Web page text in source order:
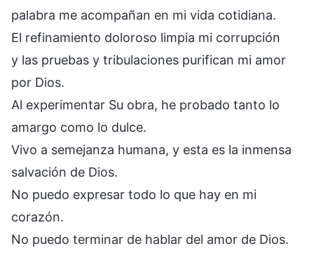
palabra me acompañan en mi vida cotidiana.
El refinamiento doloroso limpia mi corrupción
y las pruebas y tribulaciones purifican mi amor
por Dios.
Al experimentar Su obra, he probado tanto lo
amargo como lo dulce.
Vivo a semejanza humana, y esta es la inmensa
salvación de Dios.
No puedo expresar todo lo que hay en mi
corazón.
No puedo terminar de hablar del amor de Dios.